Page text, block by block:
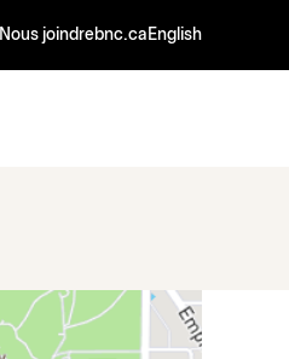
Nous joindrebnc.ca English